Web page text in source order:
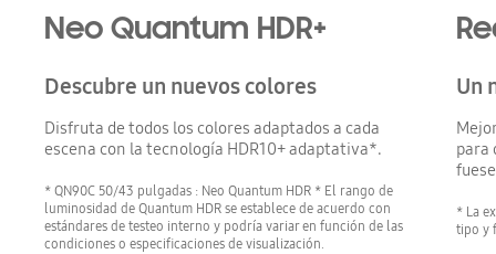
Neo Quantum HDR+
Descubre un nuevos colores
Disfruta de todos los colores adaptados a cada
escena con la tecnología HDR10+ adaptativa*.
* QN90C 50/43 pulgadas : Neo Quantum HDR * El rango de
luminosidad de Quantum HDR se establece de acuerdo con
estándares de testeo interno y podría variar en función de las
condiciones o especificaciones de visualización.
Un
para
* La
tipo y